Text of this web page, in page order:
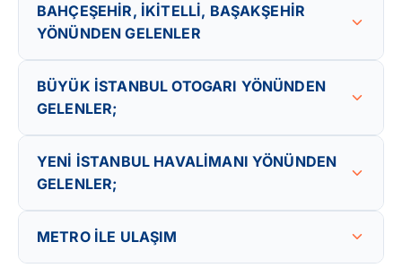
BAHÇEŞEHİR, İKİTELLİ, BAŞAKŞEHİR
YÖNÜNDEN GELENLER
BÜYÜK İSTANBUL OTOGARI YÖNÜNDEN
GELENLER;
YENİ İSTANBUL HAVALİMANI YÖNÜNDEN
GELENLER;
METRO İLE ULAŞIM